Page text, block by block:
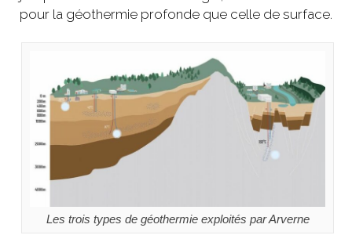
pour la géothermie profonde que celle de surface.
Les trois types de géothermie exploités par Arverne